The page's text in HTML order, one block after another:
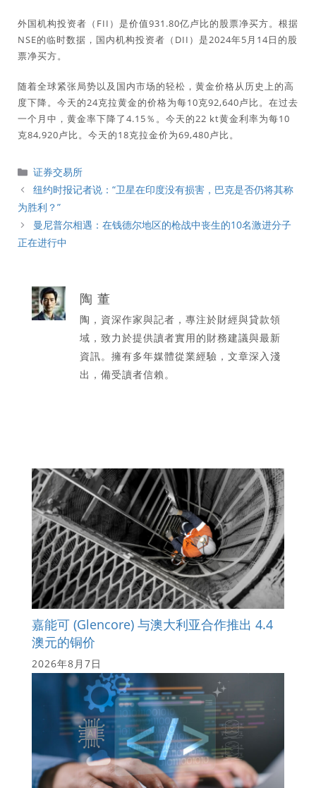
外国机构投资者（FII）是价值931.80亿卢比的股票净买方。根据
NSE的临时数据，国内机构投资者（DII）是2024年5月14日的股
票净买方。
随着全球紧张局势以及国内市场的轻松，黄金价格从历史上的高
度下降。今天的24克拉黄金的价格为每10克92,640卢比。在过去
一个月中，黄金率下降了4.15％。今天的22 kt黄金利率为每10
克84,920卢比。今天的18克拉金价为69,480卢比。
分
類
证券交易所
纽约时报记者说：“卫星在印度没有损害，巴克是否仍将其称
为胜利？”
曼尼普尔相遇：在钱德尔地区的枪战中丧生的10名激进分子
正在进行中
陶 董
陶，資深作家與記者，專注於財經與貸款領
域，致力於提供讀者實用的財務建議與最新
資訊。擁有多年媒體從業經驗，文章深入淺
出，備受讀者信賴。
嘉能可 (Glencore) 与澳大利亚合作推出 4.4
澳元的铜价
2026年8月7日